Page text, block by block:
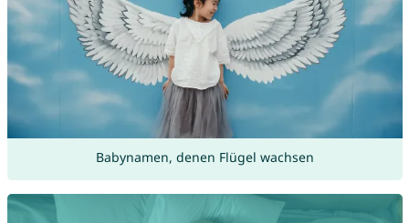
Babynamen, denen Flügel wachsen